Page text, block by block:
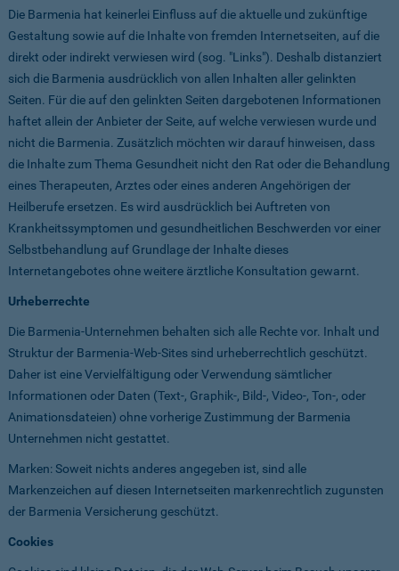
Die Barmenia hat keinerlei Einfluss auf die aktuelle und zukünftige
Gestaltung sowie auf die Inhalte von fremden Internetseiten, auf die
direkt oder indirekt verwiesen wird (sog. "Links"). Deshalb distanziert
sich die Barmenia ausdrücklich von allen Inhalten aller gelinkten
Seiten. Für die auf den gelinkten Seiten dargebotenen Informationen
haftet allein der Anbieter der Seite, auf welche verwiesen wurde und
nicht die Barmenia. Zusätzlich möchten wir darauf hinweisen, dass
die Inhalte zum Thema Gesundheit nicht den Rat oder die Behandlung
eines Therapeuten, Arztes oder eines anderen Angehörigen der
Heilberufe ersetzen. Es wird ausdrücklich bei Auftreten von
Krankheitssymptomen und gesundheitlichen Beschwerden vor einer
Selbstbehandlung auf Grundlage der Inhalte dieses
Internetangebotes ohne weitere ärztliche Konsultation gewarnt.
Urheberrechte
Die Barmenia-Unternehmen behalten sich alle Rechte vor. Inhalt und
Struktur der Barmenia-Web-Sites sind urheberrechtlich geschützt.
Daher ist eine Vervielfältigung oder Verwendung sämtlicher
Informationen oder Daten (Text-, Graphik-, Bild-, Video-, Ton-, oder
Animationsdateien) ohne vorherige Zustimmung der Barmenia
Unternehmen nicht gestattet.
Marken: Soweit nichts anderes angegeben ist, sind alle
Markenzeichen auf diesen Internetseiten markenrechtlich zugunsten
der Barmenia Versicherung geschützt.
Cookies